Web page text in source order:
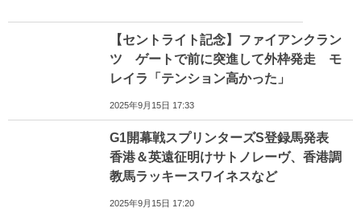
【セントライト記念】ファイアンクラン
ツ ゲートで前に突進して外枠発走 モ
レイラ「テンション高かった」
2025年9月15日 17:33
G1開幕戦スプリンターズS登録馬発表
香港＆英遠征明けサトノレーヴ、香港調
教馬ラッキースワイネスなど
2025年9月15日 17:20